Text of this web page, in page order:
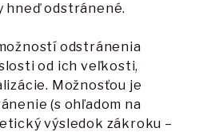
hneď odstránené.
odstránenia
od ich veľkosti,
Možnosťou je
(s ohľadom na
výsledok zákroku –